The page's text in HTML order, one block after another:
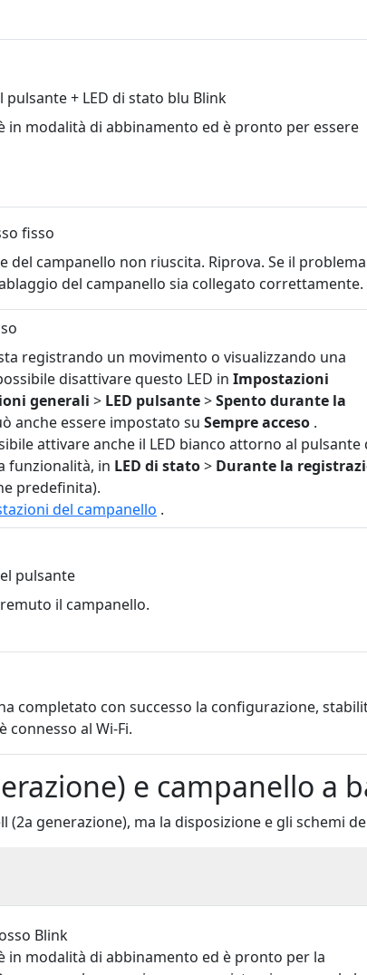
pulsante + LED di stato blu Blink
in modalità di abbinamento ed è pronto per essere
fisso
del campanello non riuscita. Riprova. Se il problema
del campanello sia collegato correttamente.
registrando un movimento o visualizzando una
disattivare questo LED in Impostazioni
generali > LED pulsante>Spento durante la
anche essere impostato su Sempre acceso .
attivare anche il LED bianco attorno al pulsante
funzionalità, in LED di stato> Durante la
predefinita).
del campanello .
pulsante
il campanello.
completato con successo la configurazione,
connesso al Wi-Fi.
e campanello a
generazione), ma la disposizione e gli schemi
Blink
in modalità di abbinamento ed è pronto per la